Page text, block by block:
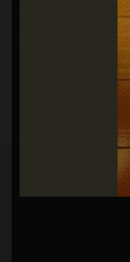
ビ
ゲ
ー
シ
ョ
ン